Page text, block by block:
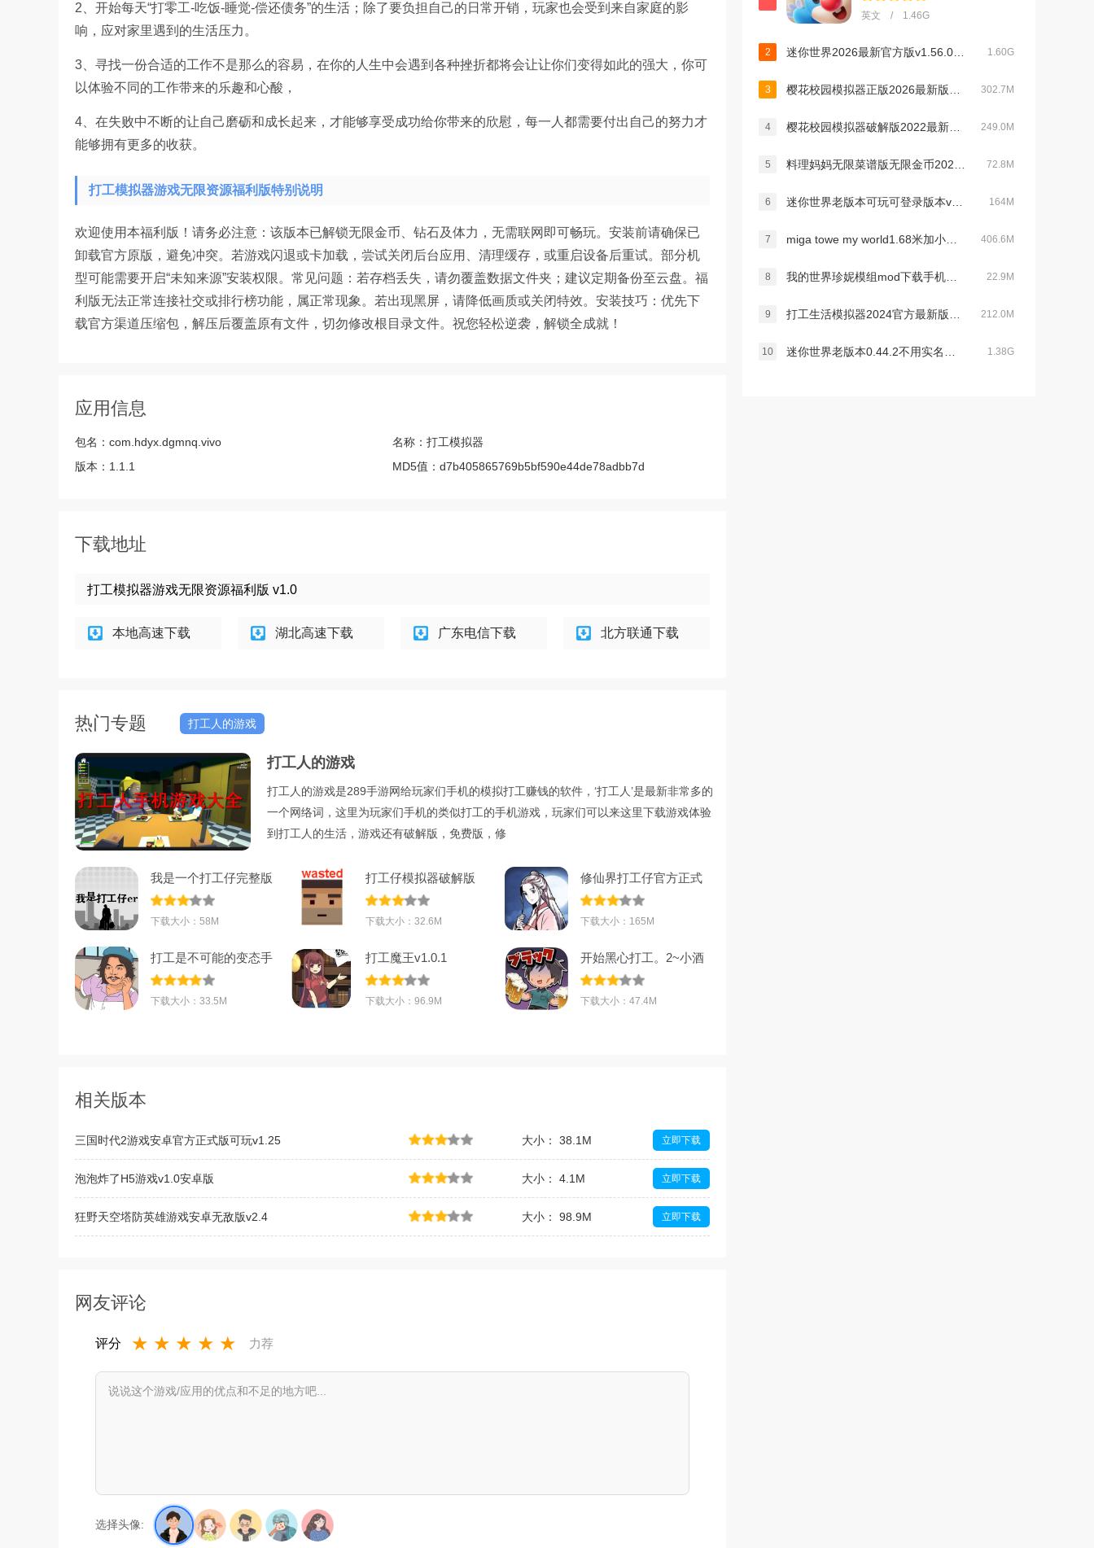
2、开始每天“打零工-吃饭-睡觉-偿还债务”的生活；除了要负担自己的日常开销，玩家也会受到来自家庭的影
响，应对家里遇到的生活压力。
3、寻找一份合适的工作不是那么的容易，在你的人生中会遇到各种挫折都将会让让你们变得如此的强大，你可
以体验不同的工作带来的乐趣和心酸，
4、在失败中不断的让自己磨砺和成长起来，才能够享受成功给你带来的欣慰，每一人都需要付出自己的努力才
能够拥有更多的收获。
打工模拟器游戏无限资源福利版特别说明
欢迎使用本福利版！请务必注意：该版本已解锁无限金币、钻石及体力，无需联网即可畅玩。安装前请确保已
卸载官方原版，避免冲突。若游戏闪退或卡加载，尝试关闭后台应用、清理缓存，或重启设备后重试。部分机
型可能需要开启“未知来源”安装权限。常见问题：若存档丢失，请勿覆盖数据文件夹；建议定期备份至云盘。福
利版无法正常连接社交或排行榜功能，属正常现象。若出现黑屏，请降低画质或关闭特效。安装技巧：优先下
载官方渠道压缩包，解压后覆盖原有文件，切勿修改根目录文件。祝您轻松逆袭，解锁全成就！
应用信息
包名： com.hdyx.dgmnq.vivo 名称： 打工模拟器
版本： 1.1.1 MD5值： d7b405865769b5bf590e44de78adbb7d
下载地址
打工模拟器游戏无限资源福利版 v1.0
本地高速下载 湖北高速下载 广东电信下载 北方联通下载
热门专题 打工人的游戏
打工人的游戏
打工人的游戏是289手游网给玩家们手机的模拟打工赚钱的软件，‘打工人’是最新非常多的
一个网络词，这里为玩家们手机的类似打工的手机游戏，玩家们可以来这里下载游戏体验
到打工人的生活，游戏还有破解版，免费版，修
我是一个打工仔完整版
v1.0.1 安卓版
下载大小：58M
打工仔模拟器破解版
v1.0安卓版
下载大小：32.6M
修仙界打工仔官方正式
版v1.0
下载大小：165M
打工是不可能的变态手
游v1.2.0安卓
下载大小：33.5M
打工魔王v1.0.1
下载大小：96.9M
开始黑心打工。2~小酒
馆篇~破解版
下载大小：47.4M
相关版本
三国时代2游戏安卓官方正式版可玩v1.25 大小： 38.1M 立即下载
泡泡炸了H5游戏v1.0安卓版 大小： 4.1M 立即下载
狂野天空塔防英雄游戏安卓无敌版v2.4 大小： 98.9M 立即下载
网友评论
评分 ★ ★ ★ ★ ★ 力荐
选择头像:
英文 / 1.46G
2 1.60G
3 302.7M
4 249.0M
5 72.8M
6 164M
7 406.6M
8 22.9M
9 212.0M
10 1.38G